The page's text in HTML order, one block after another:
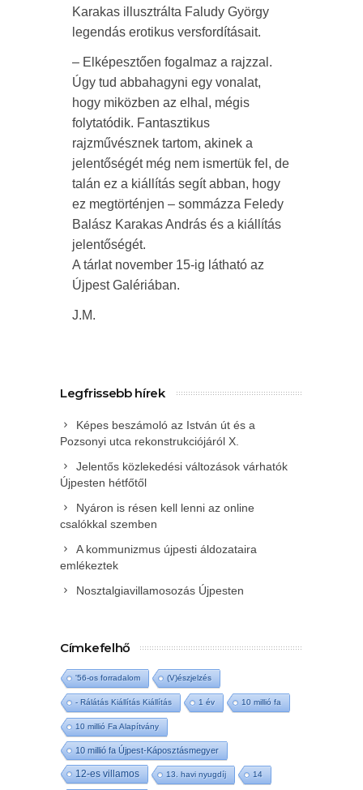
Karakas illusztrálta Faludy György
legendás erotikus versfordításait.
– Elképesztően fogalmaz a rajzzal.
Úgy tud abbahagyni egy vonalat,
hogy miközben az elhal, mégis
folytatódik. Fantasztikus
rajzművésznek tartom, akinek a
jelentőségét még nem ismertük fel, de
talán ez a kiállítás segít abban, hogy
ez megtörténjen – sommázza Feledy
Balász Karakas András és a kiállítás
jelentőségét.
A tárlat november 15-ig látható az
Újpest Galériában.
J.M.
Legfrissebb hírek
Képes beszámoló az István út és a
Pozsonyi utca rekonstrukciójáról X.
Jelentős közlekedési változások várhatók
Újpesten hétfőtől
Nyáron is résen kell lenni az online
csalókkal szemben
A kommunizmus újpesti áldozataira
emlékeztek
Nosztalgiavillamosozás Újpesten
Címkefelhő
'56-os forradalom (V)észjelzés
- Rálátás Kiállítás Kiállítás 1 év 10 millió fa
10 millió Fa Alapítvány
10 millió fa Újpest-Káposztásmegyer
12-es villamos 13. havi nyugdíj 14